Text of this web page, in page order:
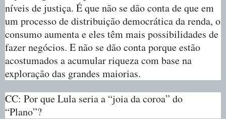
níveis de justiça. É que não se dão conta de que em
um processo de distribuição democrática da renda, o
consumo aumenta e eles têm mais possibilidades de
fazer negócios. E não se dão conta porque estão
acostumados a acumular riqueza com base na
exploração das grandes maiorias.
CC: Por que Lula seria a “joia da coroa” do
“Plano”?